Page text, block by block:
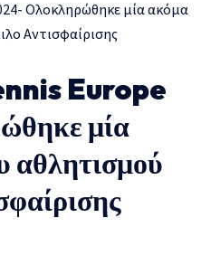
Europe
μία
αθλητισμού